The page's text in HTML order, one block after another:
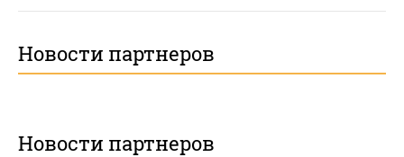
Новости партнеров
Новости партнеров